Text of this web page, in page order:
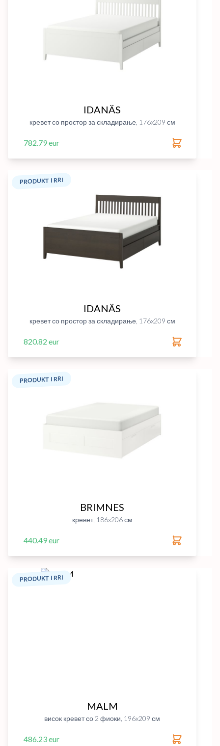
IDANÄS
кревет со простор за складирање, 176x209 см
782.79 eur
PRODUKT I RRI
IDANÄS
кревет со простор за складирање, 176x209 см
820.82 eur
PRODUKT I RRI
BRIMNES
кревет, 186x206 см
440.49 eur
PRODUKT I RRI
MALM
висок кревет со 2 фиоки, 196x209 см
486.23 eur